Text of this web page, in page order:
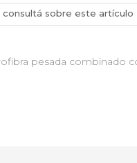
consultá sobre este artículo
pesada combinado